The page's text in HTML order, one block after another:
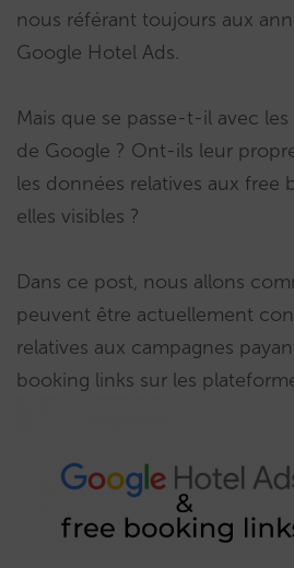
nous référant toujours aux
Google Hotel Ads.
Mais que se passe-t-il avec les
de Google ? Ont-ils leur
les données relatives aux free
elles visibles ?
Dans ce post, nous allons
peuvent être actuellement
relatives aux campagnes
booking links sur les